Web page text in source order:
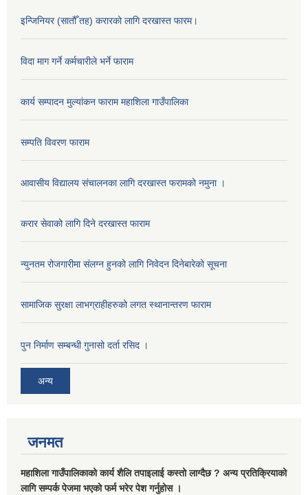
इन्जिनियर (सातौँ तह) करारको लागि दरखास्त फारम।
विदा माग गर्ने कर्मचारीले भर्ने फाराम
कार्य सम्पादन मुल्यांकन फाराम महाशिला गाउँपालिका
सम्पति विवरण फाराम
आवासीय विद्यालय संचालनका लागि दरखास्त फरामको नमुना ।
करार सेवाको लागि दिने दरखास्त फाराम
न्युनतम रोजगारीमा संलग्न हुनको लागि निवेदन दिनेबारेको सूचना
सामाजिक सुरक्षा लाभग्राहीहरुको लगत स्थानान्तरण फाराम
पुन निर्माण सम्बन्धी गुनासो दर्ता रसिद ।
अन्य
जनमत
महाशिला गाउँपालिकाको कार्य शैलि तपाइलाई कस्तो लाग्दैछ ? अन्य प्रतिक्रियाको
लागि सम्पर्क पेजमा भएको फर्म भरेर पेश गर्नुहोस ।